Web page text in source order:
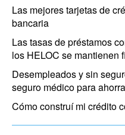
Las mejores tarjetas de
bancaria
Las tasas de préstamos
los HELOC se mantienen
Desempleados y sin
seguro médico para
Cómo construí mi crédito